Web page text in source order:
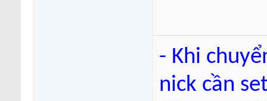
- Khi
nick cần